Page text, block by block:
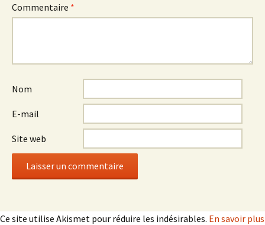
Commentaire *
Nom
E-mail
Site web
Ce site utilise Akismet pour réduire les indésirables. En savoir plus